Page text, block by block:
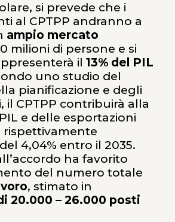
si prevede che i
al CPTPP andranno a
ampio mercato
milioni di persone e si
il 13% del PIL
uno studio del
pianificazione e degli
il CPTPP contribuirà alla
e delle esportazioni
rispettivamente
del 4,04% entro il 2035.
ha favorito
del numero totale
oro, stimato in
20.000 – 26.000 posti